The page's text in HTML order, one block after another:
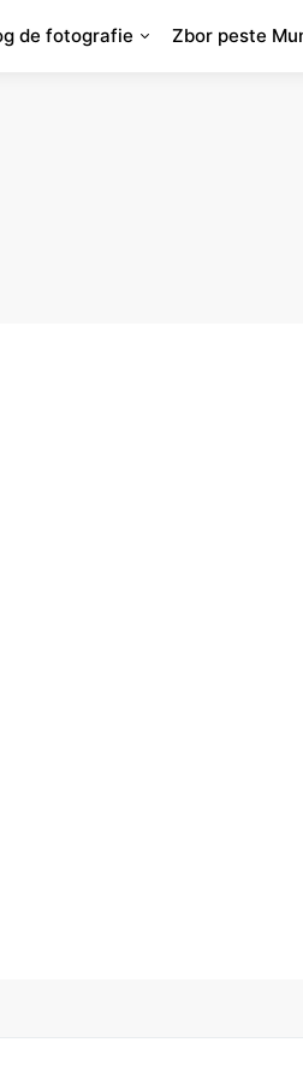
de fotografie Zbor peste